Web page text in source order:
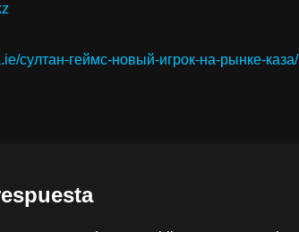
султан-геймс-новый-игрок-на-рынке-каза/